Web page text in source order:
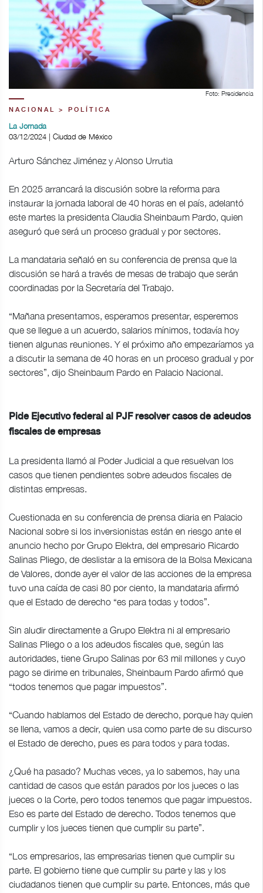
Foto: Presidencia
NACIONAL > POLÍTICA
La Jornada
03/12/2024 | Ciudad de México
Arturo Sánchez Jiménez y Alonso Urrutia
En 2025 arrancará la discusión sobre la reforma para
instaurar la jornada laboral de 40 horas en el país, adelantó
este martes la presidenta Claudia Sheinbaum Pardo, quien
aseguró que será un proceso gradual y por sectores.
La mandataria señaló en su conferencia de prensa que la
discusión se hará a través de mesas de trabajo que serán
coordinadas por la Secretaría del Trabajo.
“Mañana presentamos, esperamos presentar, esperemos
que se llegue a un acuerdo, salarios mínimos, todavía hoy
tienen algunas reuniones. Y el próximo año empezaríamos ya
a discutir la semana de 40 horas en un proceso gradual y por
sectores”, dijo Sheinbaum Pardo en Palacio Nacional.
Pide Ejecutivo federal al PJF resolver casos de adeudos
fiscales de empresas
La presidenta llamó al Poder Judicial a que resuelvan los
casos que tienen pendientes sobre adeudos fiscales de
distintas empresas.
Cuestionada en su conferencia de prensa diaria en Palacio
Nacional sobre si los inversionistas están en riesgo ante el
anuncio hecho por Grupo Elektra, del empresario Ricardo
Salinas Pliego, de deslistar a la emisora de la Bolsa Mexicana
de Valores, donde ayer el valor de las acciones de la empresa
tuvo una caída de casi 80 por ciento, la mandataria afirmó
que el Estado de derecho “es para todas y todos”.
Sin aludir directamente a Grupo Elektra ni al empresario
Salinas Pliego o a los adeudos fiscales que, según las
autoridades, tiene Grupo Salinas por 63 mil millones y cuyo
pago se dirime en tribunales, Sheinbaum Pardo afirmó que
“todos tenemos que pagar impuestos”.
“Cuando hablamos del Estado de derecho, porque hay quien
se llena, vamos a decir, quien usa como parte de su discurso
el Estado de derecho, pues es para todos y para todas.
¿Qué ha pasado? Muchas veces, ya lo sabemos, hay una
cantidad de casos que están parados por los jueces o las
jueces o la Corte, pero todos tenemos que pagar impuestos.
Eso es parte del Estado de derecho. Todos tenemos que
cumplir y los jueces tienen que cumplir su parte”.
“Los empresarios, las empresarias tienen que cumplir su
parte. El gobierno tiene que cumplir su parte y las y los
ciudadanos tienen que cumplir su parte. Entonces, más que